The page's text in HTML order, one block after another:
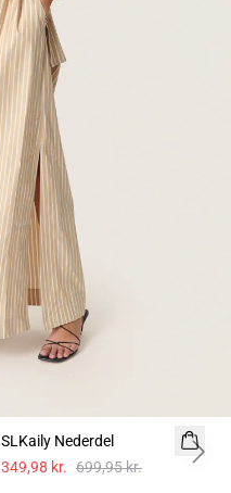
SLKaily Nederdel
349,98 kr. 699,95 kr. Next